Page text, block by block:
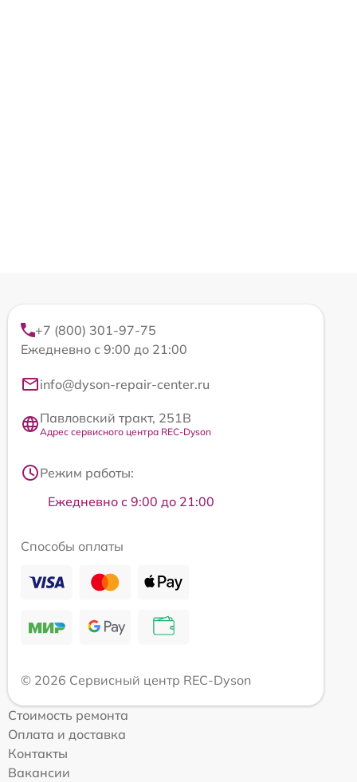
+7 (800) 301-97-75
Ежедневно с 9:00 до 21:00
info@dyson-repair-center.ru
Павловский тракт, 251В
Адрес сервисного центра REC-Dyson
Режим работы:
Ежедневно с 9:00 до 21:00
Способы оплаты
© 2026 Сервисный центр REC-Dyson
Стоимость ремонта
Оплата и доставка
Контакты
Вакансии